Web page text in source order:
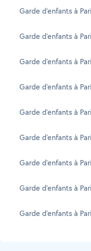
Garde d'enfants à
Garde d'enfants à
Garde d'enfants à
Garde d'enfants à
Garde d'enfants à
Garde d'enfants à
Garde d'enfants à
Garde d'enfants à
Garde d'enfants à